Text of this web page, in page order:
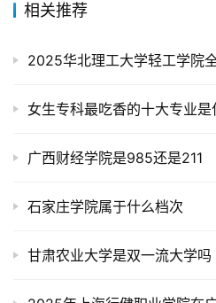
相关推荐
2025华北理工大学轻工学院
女生专科最吃香的十大专业是
广西财经学院是985还是211
石家庄学院属于什么档次
甘肃农业大学是双一流大学吗